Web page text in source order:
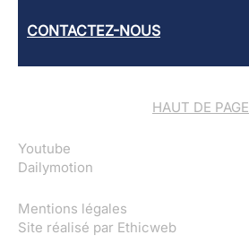
CONTACTEZ-NOUS
HAUT DE PAGE
Youtube
Dailymotion
Mentions légales
Site réalisé par Ethicweb